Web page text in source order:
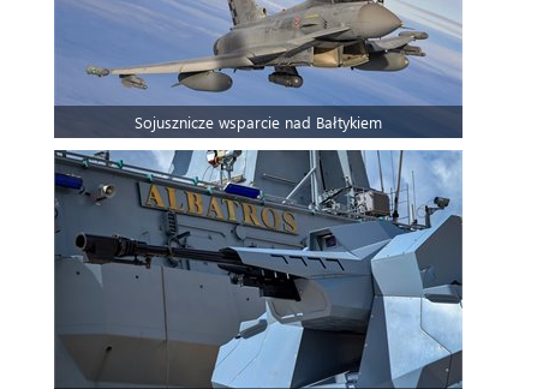
Sojusznicze wsparcie nad Bałtykiem